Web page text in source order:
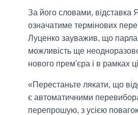
За його словами, відставка
означатиме термінових
Луценко зауважив, що
можливість ще
нового прем'єра і в рамках
«Перестаньте лякати, що
є автоматичними
перепрошую, з усією